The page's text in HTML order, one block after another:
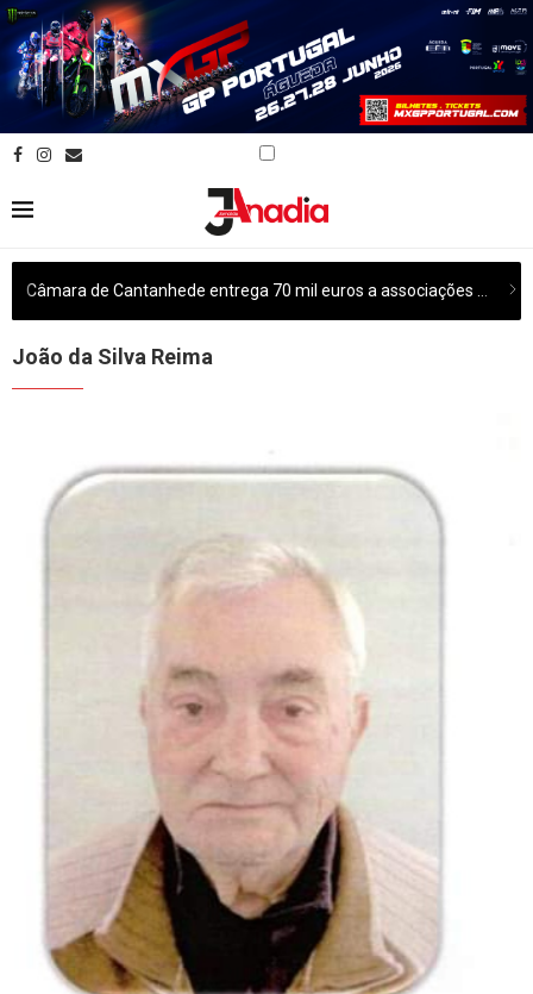
João da Silva Reima